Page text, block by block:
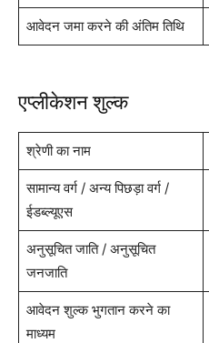
आवेदन जमा करने की अंतिम तिथि
एप्लीकेशन शुल्क
श्रेणी का नाम
सामान्य वर्ग / अन्य पिछड़ा वर्ग /
ईडब्ल्यूएस
अनुसूचित जाति / अनुसूचित
जनजाति
आवेदन शुल्क भुगतान करने का
माध्यम